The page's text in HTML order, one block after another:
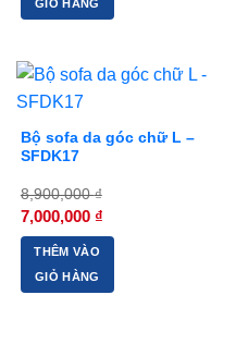
GIỎ HÀNG
Bộ sofa da góc chữ L –
SFDK17
8,900,000₫
Giá
gốc
là:
8,900,000 ₫.
7,000,000 ₫Giá
tại
THÊM VÀO
GIỎ HÀNG